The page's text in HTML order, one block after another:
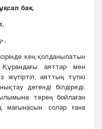
бақ.
кең қолданылатын
Құрандағы аяттар мен
жүгіртіп, аяттың түпкі
дегенді білдіреді.
терең бойлаған
мағынасын солар ғана